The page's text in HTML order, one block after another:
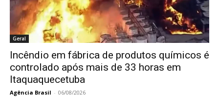
Geral
Incêndio em fábrica de produtos químicos é
controlado após mais de 33 horas em
Itaquaquecetuba
Agência Brasil - 06/08/2026